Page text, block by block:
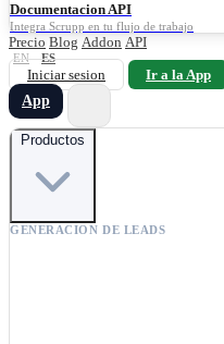
Documentacion API
Integra Scrupp en tu flujo de trabajo
Precio Blog Addon API
EN ES
Iniciar sesion
Ir a la App
App
Productos
GENERACION DE LEADS